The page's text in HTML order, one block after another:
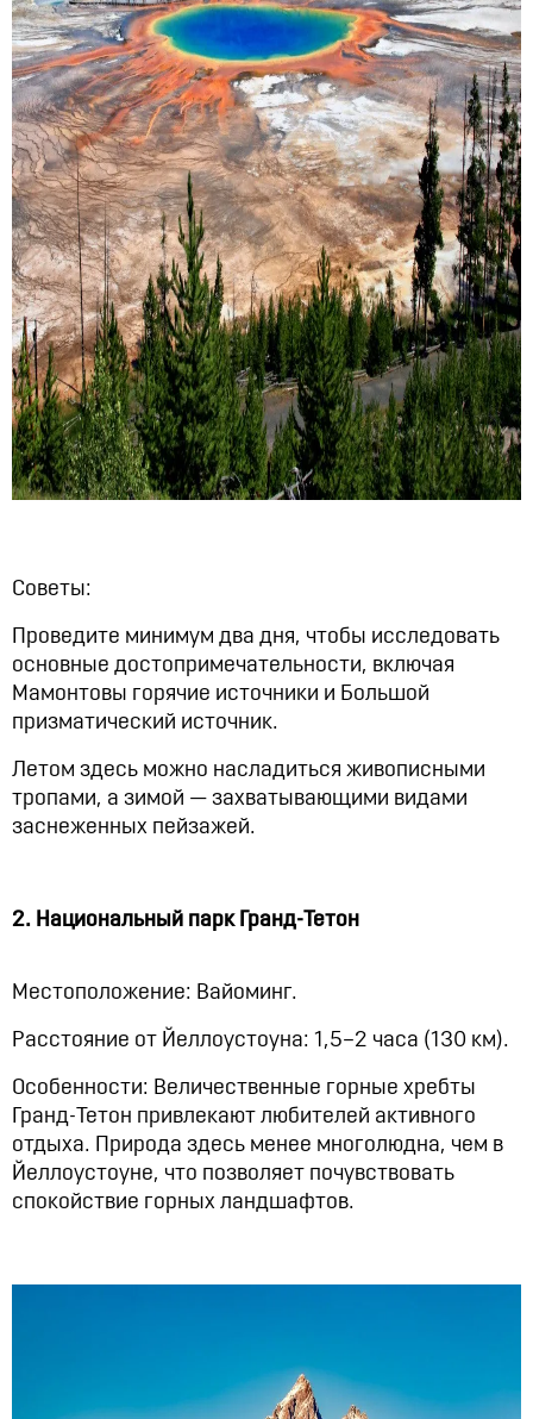
Советы:
Проведите минимум два дня, чтобы исследовать
основные достопримечательности, включая
Мамонтовы горячие источники и Большой
призматический источник.
Летом здесь можно насладиться живописными
тропами, а зимой — захватывающими видами
заснеженных пейзажей.
2. Национальный парк Гранд-Тетон
Местоположение: Вайоминг.
Расстояние от Йеллоустоуна: 1,5–2 часа (130 км).
Особенности: Величественные горные хребты
Гранд-Тетон привлекают любителей активного
отдыха. Природа здесь менее многолюдна, чем в
Йеллоустоуне, что позволяет почувствовать
спокойствие горных ландшафтов.